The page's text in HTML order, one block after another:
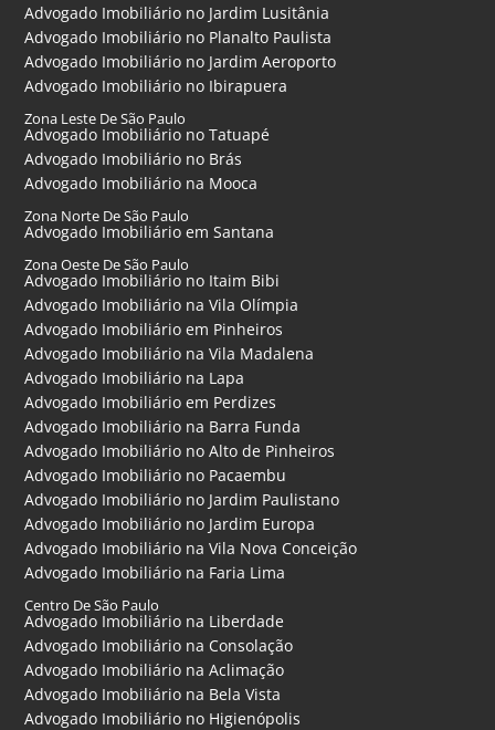
Advogado Imobiliário no Jardim Lusitânia
Advogado Imobiliário no Planalto Paulista
Advogado Imobiliário no Jardim Aeroporto
Advogado Imobiliário no Ibirapuera
Zona Leste De São Paulo
Advogado Imobiliário no Tatuapé
Advogado Imobiliário no Brás
Advogado Imobiliário na Mooca
Zona Norte De São Paulo
Advogado Imobiliário em Santana
Zona Oeste De São Paulo
Advogado Imobiliário no Itaim Bibi
Advogado Imobiliário na Vila Olímpia
Advogado Imobiliário em Pinheiros
Advogado Imobiliário na Vila Madalena
Advogado Imobiliário na Lapa
Advogado Imobiliário em Perdizes
Advogado Imobiliário na Barra Funda
Advogado Imobiliário no Alto de Pinheiros
Advogado Imobiliário no Pacaembu
Advogado Imobiliário no Jardim Paulistano
Advogado Imobiliário no Jardim Europa
Advogado Imobiliário na Vila Nova Conceição
Advogado Imobiliário na Faria Lima
Centro De São Paulo
Advogado Imobiliário na Liberdade
Advogado Imobiliário na Consolação
Advogado Imobiliário na Aclimação
Advogado Imobiliário na Bela Vista
Advogado Imobiliário no Higienópolis